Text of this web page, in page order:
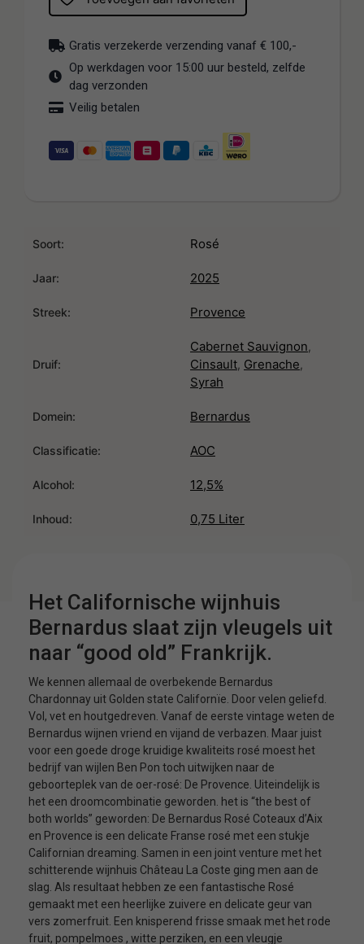
Gratis verzekerde verzending vanaf € 100,-
Op werkdagen voor 15:00 uur besteld, zelfde
dag verzonden
Veilig betalen
Soort: Rosé
Jaar: 2025
Streek: Provence
Druif:
Cabernet Sauvignon,
Cinsault, Grenache,
Syrah
Domein: Bernardus
Classificatie: AOC
Alcohol: 12,5%
Inhoud: 0,75 Liter
Het Californische wijnhuis
Bernardus slaat zijn vleugels uit
naar “good old” Frankrijk.
We kennen allemaal de overbekende Bernardus
Chardonnay uit Golden state Californïe. Door velen geliefd.
Vol, vet en houtgedreven. Vanaf de eerste vintage weten de
Bernardus wijnen vriend en vijand de verbazen. Maar juist
voor een goede droge kruidige kwaliteits rosé moest het
bedrijf van wijlen Ben Pon toch uitwijken naar de
geboorteplek van de oer-rosé: De Provence. Uiteindelijk is
het een droomcombinatie geworden. het is “the best of
both worlds” geworden: De Bernardus Rosé Coteaux d’Aix
en Provence is een delicate Franse rosé met een stukje
Californian dreaming. Samen in een joint venture met het
schitterende wijnhuis Château La Coste ging men aan de
slag. Als resultaat hebben ze een fantastische Rosé
gemaakt met een heerlijke zuivere en delicate geur van
vers zomerfruit. Een knisperend frisse smaak met het rode
fruit, pompelmoes , witte perziken, en een vleugje